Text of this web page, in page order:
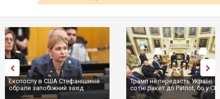
Експослу в США Стефанішиній
обрали запобіжний захід
Трамп не передасть Україні
сотні ракет до Patriot, бо у
...